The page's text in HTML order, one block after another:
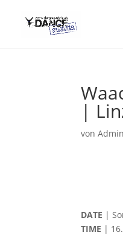
|
vonAdmin
DATE |
TIME |